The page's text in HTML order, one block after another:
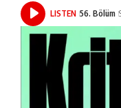
LISTEN 56. Bölüm